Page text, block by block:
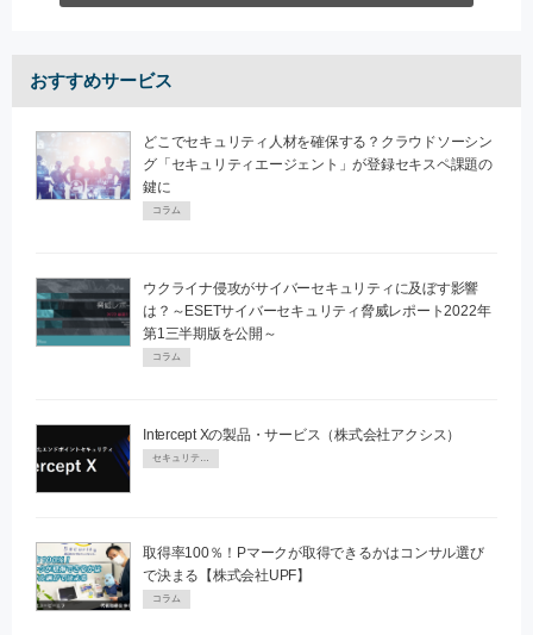
おすすめサービス
どこでセキュリティ人材を確保する？クラウドソーシン
グ「セキュリティエージェント」が登録セキスペ課題の
鍵に
コラム
ウクライナ侵攻がサイバーセキュリティに及ぼす影響
は？～ESETサイバーセキュリティ脅威レポート2022年
第1三半期版を公開～
コラム
Intercept Xの製品・サービス（株式会社アクシス）
セキュリティPR
取得率100％！Pマークが取得できるかはコンサル選び
で決まる【株式会社UPF】
コラム